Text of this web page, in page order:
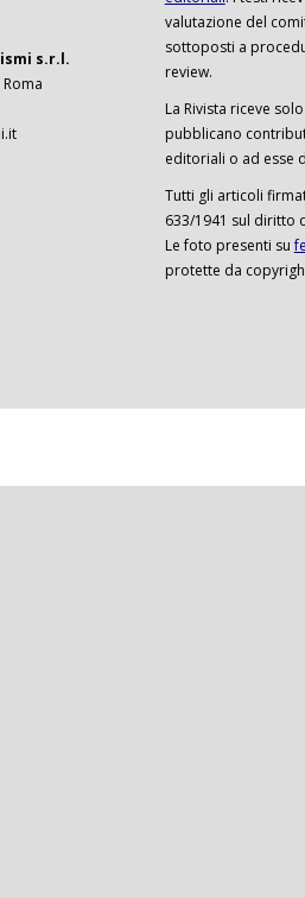
s.r.l.
valutazione del
sottoposti a
review.
La Rivista riceve
pubblicano
editoriali o ad esse
Tutti gli articoli
633/1941 sul diritto
Le foto presenti su
protette da